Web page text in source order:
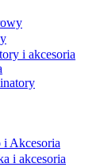
i akcesoria
Akcesoria
i akcesoria